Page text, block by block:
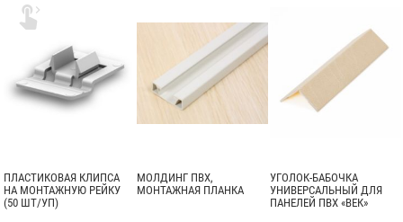
ПЛАСТИКОВАЯ КЛИПСА
НА МОНТАЖНУЮ РЕЙКУ
(50 ШТ/УП)
МОЛДИНГ ПВХ,
МОНТАЖНАЯ ПЛАНКА
УГОЛОК-БАБОЧКА
УНИВЕРСАЛЬНЫЙ ДЛЯ
ПАНЕЛЕЙ ПВХ «ВЕК»
